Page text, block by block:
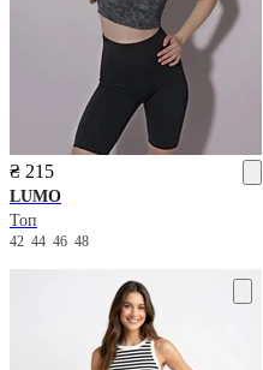
₴ 215
LUMO
Топ
42 44 46 48